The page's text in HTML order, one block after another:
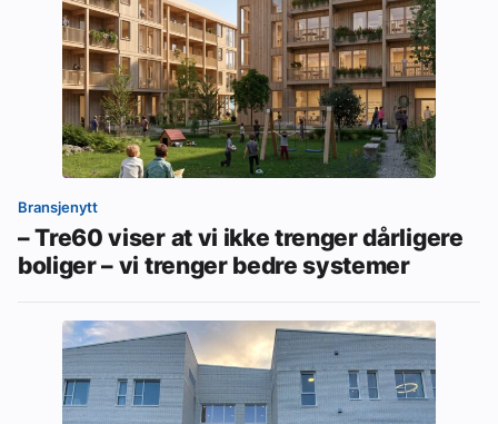
Bransjenytt
– Tre60 viser at vi ikke trenger dårligere
boliger – vi trenger bedre systemer